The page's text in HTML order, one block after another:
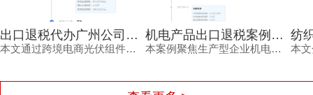
出口退税代办广州公司助力跨境电商应对退税率下调案例
本文通过跨境电商光伏组件出口案例，展示2024年12月出口退税率下调后，企业如何借助出口退税代办广州公司完成合规退税申报，实现资金快速回笼。
机电产品出口退税案例：出口退税广州机构助力生产企业精准把握2025新政红利
本案例聚焦生产型企业机电产品出口退税全过程，结合2025年进出口税则新增出口退税类别的热点，展示出口退税广州机构如何协助企业高效完成退税申报，并详解退税条件、资料、流程与效果。